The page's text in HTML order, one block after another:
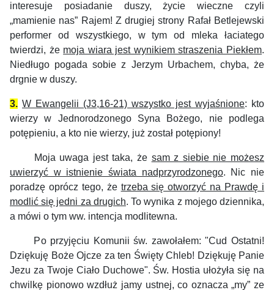
interesuje posiadanie duszy, życie wieczne czyli
„mamienie nas” Rajem! Z drugiej strony Rafał Betlejewski
performer od wszystkiego, w tym od mleka łaciatego
twierdzi, że moja wiara jest wynikiem straszenia Piekłem.
Niedługo pogada sobie z Jerzym Urbachem, chyba, że
drgnie w duszy.
3. W Ewangelii (J3,16-21) wszystko jest wyjaśnione: kto
wierzy w Jednorodzonego Syna Bożego, nie podlega
potępieniu, a kto nie wierzy, już został potępiony!
Moja uwaga jest taka, że sam z siebie nie możesz
uwierzyć w istnienie świata nadprzyrodzonego. Nic nie
poradzę oprócz tego, że trzeba się otworzyć na Prawdę i
modlić się jedni za drugich. To wynika z mojego dziennika,
a mówi o tym ww. intencja modlitewna.
Po przyjęciu Komunii św. zawołałem: "Cud Ostatni!
Dziękuję Boże Ojcze za ten Święty Chleb! Dziękuję Panie
Jezu za Twoje Ciało Duchowe". Św. Hostia ułożyła się na
chwilkę pionowo wzdłuż jamy ustnej, co oznacza „my” ze